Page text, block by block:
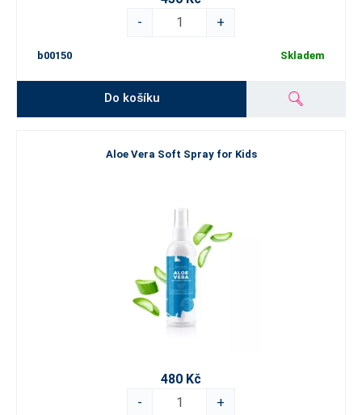
-
+
b00150 Skladem
Do košíku
Aloe Vera Soft Spray for Kids
480 Kč
-
+